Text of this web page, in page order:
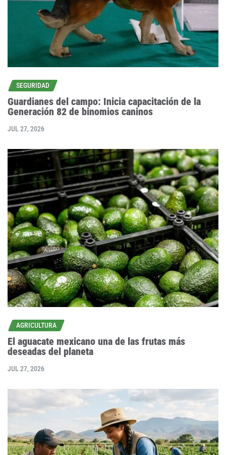
SEGURIDAD
Guardianes del campo: Inicia capacitación de la
Generación 82 de binomios caninos
JUL 27, 2026
AGRICULTURA
El aguacate mexicano una de las frutas más
deseadas del planeta
JUL 27, 2026